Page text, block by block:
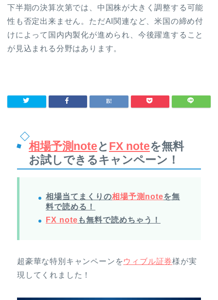
下半期の決算次第では、中国株が大きく調整する可能
性も否定出来ません。ただAI関連など、米国の締め付
けによって国内内製化が進められ、今後躍進すること
が見込まれる分野はあります。
相場予測noteとFX noteを無料
お試しできるキャンペーン！
相場当てまくりの相場予測noteを無
料で読める！
FX note も無料で読めちゃう！
超豪華な特別キャンペーンを ウィブル証券様が実
現してくれました！